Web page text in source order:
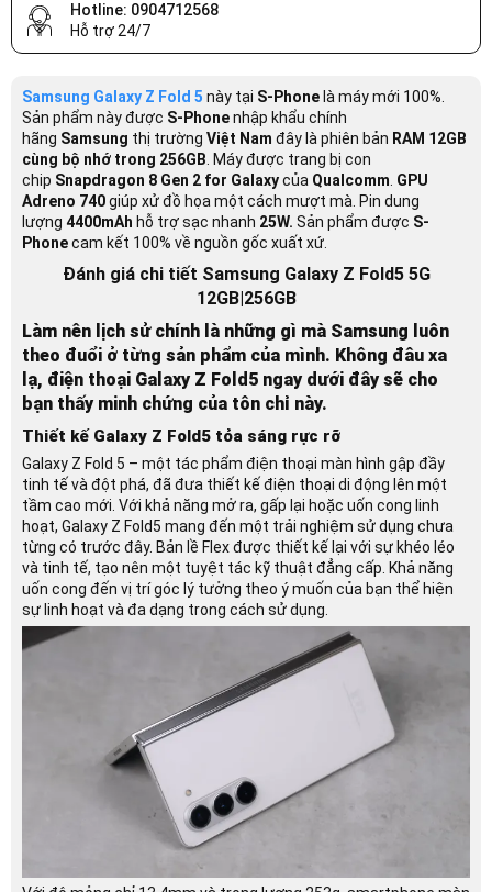
Hotline: 0904712568
Hỗ trợ 24/7
Samsung Galaxy Z Fold 5 này tại S-Phone là máy mới 100%.
Sản phẩm này được S-Phonenhập khẩu chính
hãng Samsung thị trường Việt Nam đây là phiên bản RAM 12GB
cùng bộ nhớ trong 256GB . Máy được trang bị con
chip Snapdragon 8 Gen 2 for Galaxycủa Qualcomm GPU
Adreno 740giúp xử đồ họa một cách mượt mà. Pin dung
lượng 4400mAh hỗ trợ sạc nhanh 25W. Sản phẩm được S-
Phonecam kết 100% về nguồn gốc xuất xứ.
Đánh giá chi tiết Samsung Galaxy Z Fold5 5G
12GB|256GB
Làm nên lịch sử chính là những gì mà Samsung luôn
theo đuổi ở từng sản phẩm của mình. Không đâu xa
lạ, điện thoại Galaxy Z Fold5 ngay dưới đây sẽ cho
bạn thấy minh chứng của tôn chỉ này.
Thiết kế Galaxy Z Fold5 tỏa sáng rực rỡ
Galaxy Z Fold 5 – một tác phẩm điện thoại màn hình gập đầy
tinh tế và đột phá, đã đưa thiết kế điện thoại di động lên một
tầm cao mới. Với khả năng mở ra, gấp lại hoặc uốn cong linh
hoạt, Galaxy Z Fold5 mang đến một trải nghiệm sử dụng chưa
từng có trước đây. Bản lề Flex được thiết kế lại với sự khéo léo
và tinh tế, tạo nên một tuyệt tác kỹ thuật đẳng cấp. Khả năng
uốn cong đến vị trí góc lý tưởng theo ý muốn của bạn thể hiện
sự linh hoạt và đa dạng trong cách sử dụng.